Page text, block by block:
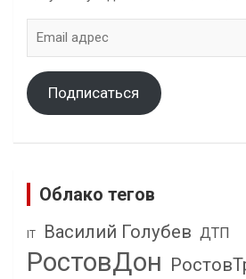
адрес
Подписаться
Облако тегов
IT Василий Голубев ДТП
РостовДон